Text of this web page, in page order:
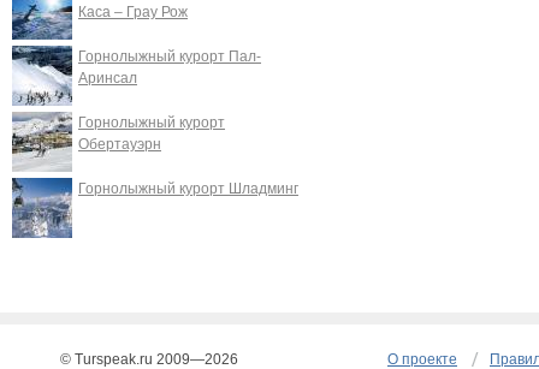
Каса – Грау Рож
Горнолыжный курорт Пал-
Аринсал
Горнолыжный курорт
Обертауэрн
Горнолыжный курорт Шладминг
О проекте
© Turspeak.ru 2009—2026